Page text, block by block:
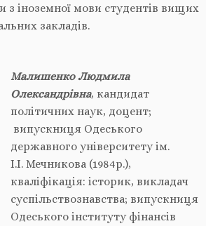
з іноземної мови студентів вищих
закладів.
Малишенко Людмила
Олександрівна, кандидат
політичних наук, доцент;
випускниця Одеського
державного університету ім.
І.І. Мечникова (1984р.),
кваліфікація: історик, викладач
суспільствознавства; випускниця
Одеського інституту фінансів